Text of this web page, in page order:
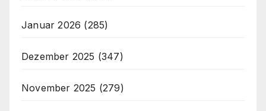
Januar 2026 (285)
Dezember 2025 (347)
November 2025 (279)